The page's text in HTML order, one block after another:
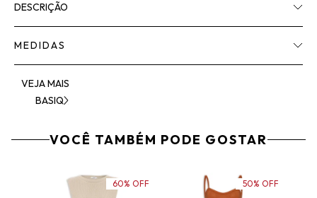
DESCRIÇÃO
MEDIDAS
VEJA MAIS
BASIQ
VOCÊ TAMBÉM PODE GOSTAR
60% OFF 50% OFF